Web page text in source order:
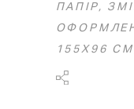
ПАПІР,
155Х96